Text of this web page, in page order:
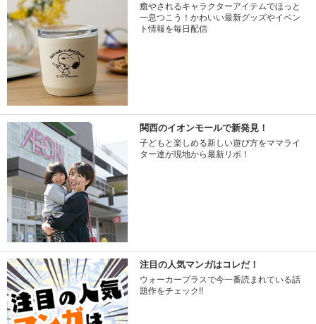
癒やされるキャラクターアイテムでほっと
一息つこう！かわいい最新グッズやイベン
ト情報を毎日配信
関西のイオンモールで新発見！
子どもと楽しめる新しい遊び方をママライ
ター達が現地から最新リポ！
注目の人気マンガはコレだ！
ウォーカープラスで今一番読まれている話
題作をチェック!!